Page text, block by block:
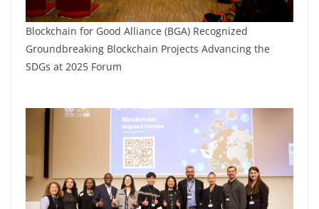
Blockchain for Good Alliance (BGA) Recognized
Groundbreaking Blockchain Projects Advancing the
SDGs at 2025 Forum